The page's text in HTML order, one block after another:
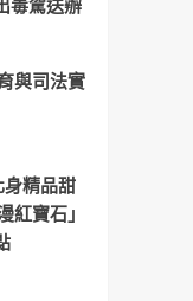
毒駕送辦
與司法實
精品甜
紅寶石」